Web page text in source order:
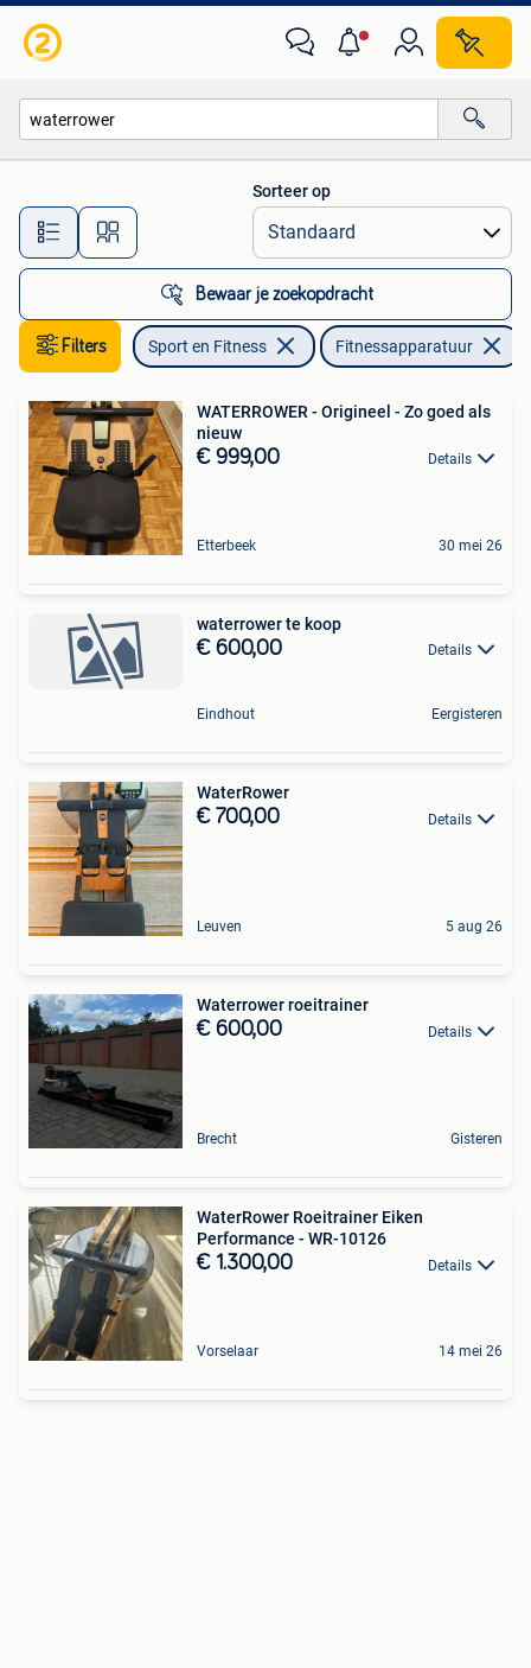
Alle afstanden…
Sorteer op
Bewaar je zoekopdracht
Filters Sport en Fitness Fitnessapparatuur
WATERROWER - Origineel - Zo goed als
nieuw
€ 999,00 Details
Etterbeek 30 mei 26
waterrower te koop
€ 600,00 Details
Eindhout Eergisteren
WaterRower
€ 700,00 Details
Leuven 5 aug 26
Waterrower roeitrainer
€ 600,00 Details
Brecht Gisteren
WaterRower Roeitrainer Eiken
Performance - WR-10126
€ 1.300,00 Details
Vorselaar 14 mei 26